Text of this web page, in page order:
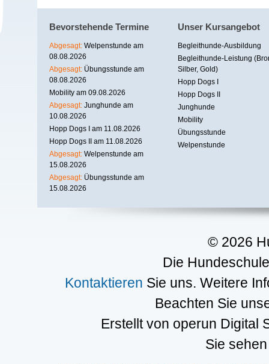
Bevorstehende Termine
Abgesagt: Welpenstunde am
08.08.2026
Abgesagt: Übungsstunde am
08.08.2026
Mobility am 09.08.2026
Abgesagt: Junghunde am
10.08.2026
Hopp Dogs I am 11.08.2026
Hopp Dogs II am 11.08.2026
Abgesagt: Welpenstunde am
15.08.2026
Abgesagt: Übungsstunde am
15.08.2026
Unser Kursangebot
Begleithunde-Ausbildung
Begleithunde-Leistung
Silber, Gold)
Hopp Dogs I
Hopp Dogs II
Junghunde
Mobility
Übungsstunde
Welpenstunde
© 2026
Die
Kontaktieren Sie uns. Weitere
Beachten Sie
Erstellt von operun Digital
Sie